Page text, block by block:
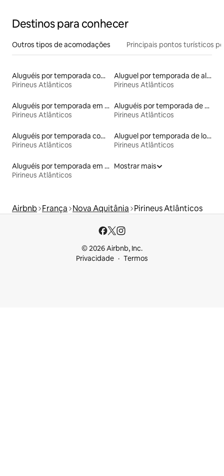
Destinos para conhecer
Outros tipos de acomodações Principais pontos turísticos
Aluguéis por temporada com café da manhã
Pirineus Atlânticos
Aluguel por temporada de alojamentos ecológicos
Pirineus Atlânticos
Aluguéis por temporada em albergue
Pirineus Atlânticos
Aluguéis por temporada de celeiros
Pirineus Atlânticos
Aluguéis por temporada com acesso à praia
Pirineus Atlânticos
Aluguel por temporada de lofts
Pirineus Atlânticos
Aluguéis por temporada em hotéis-fazenda
Pirineus Atlânticos
Mostrar mais
Airbnb França Nova Aquitânia Pirineus Atlânticos
© 2026 Airbnb, Inc.
Privacidade
Termos